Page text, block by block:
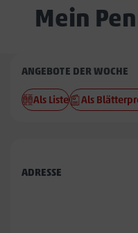
Mein
Penny
Griesstätt
ANGEBOTE DER WOCHE
Als Liste Als
ADRESSE